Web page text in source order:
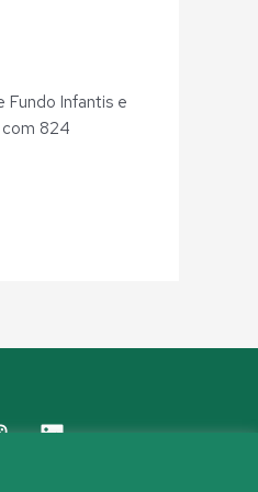
Infantis e
com 824